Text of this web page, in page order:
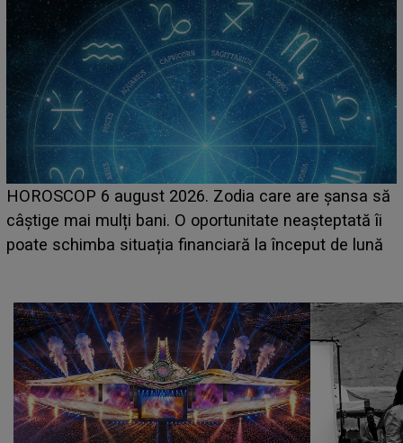
LINE-UP UNTOLD ONE, prima zi. Cine sunt artiștii
care deschid festivalul și de la ce ore au loc cele mai
așteptate concerte pe scena principală?